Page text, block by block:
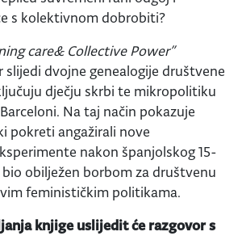
s kolektivnom dobrobiti?
care& Collective Power”
slijedi dvojne genealogije društvene
dječju skrbi te mikropolitiku
Na taj način pokazuje
pokreti angažirali nove
nakon španjolskog 15-
obilježen borbom za društvenu
feminističkim politikama.
knjige uslijedit će razgovor s